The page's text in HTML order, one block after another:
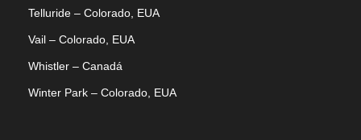
Telluride – Colorado, EUA
Vail – Colorado, EUA
Whistler – Canadá
Winter Park – Colorado, EUA